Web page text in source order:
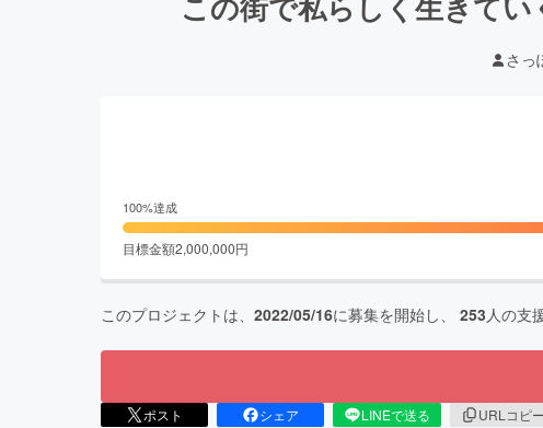
さっ
100%達成
目標金額2,000,000円
このプロジェクトは、 2022/05/16に募集を開始し、 253人の支
ポスト シェア LINEで送る URLコピー